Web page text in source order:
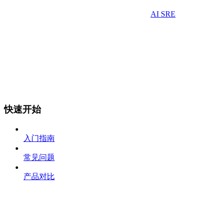
AI SRE
快速开始
入门指南
常见问题
产品对比